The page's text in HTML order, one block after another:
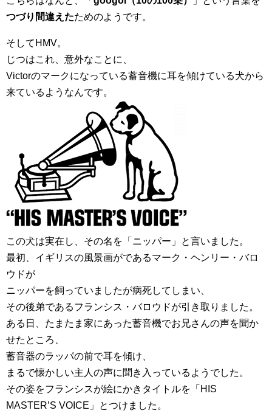
つづり間違えたためのようです。
そしてHMV。
じつはこれ、意外なことに、
Victorのマークになっている蓄音機に耳を傾けている犬から
来ているようなんです。
この犬は実在し、その名を「ニッパー」と言いました。
最初、イギリスの風景画がであるマーク・ヘンリー・バロ
ウドが
ニッパーを飼っていましたが病死してしまい、
その後弟であるフランシス・バロウドが引き取りました。
ある日、たまたま家にあった蓄音機でお兄さんの声を聞か
せたところ、
蓄音器のラッパの前で耳を傾け、
まるで懐かしい主人の声に聞き入っているようでした。
その姿をフランシスが絵にかきタイトルを「HIS
MASTER’S VOICE」とつけました。